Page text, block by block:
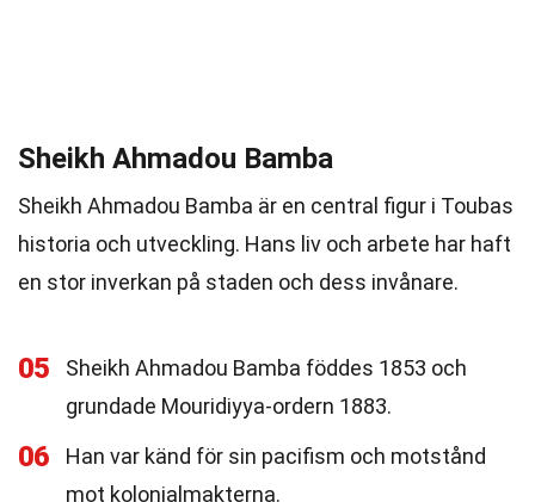
Sheikh Ahmadou Bamba
Sheikh Ahmadou Bamba är en central figur i Toubas
historia och utveckling. Hans liv och arbete har haft
en stor inverkan på staden och dess invånare.
05
Sheikh Ahmadou Bamba föddes 1853 och
grundade Mouridiyya-ordern 1883.
06
Han var känd för sin pacifism och motstånd
mot kolonialmakterna.